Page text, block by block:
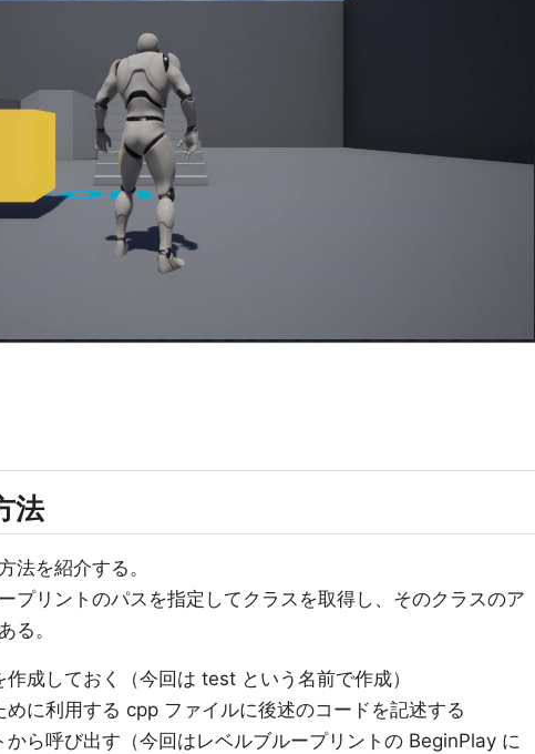
法
法を紹介する。
プリントのパスを指定してクラスを取得し、そのクラスのア
る。
成しておく（今回は test という名前で作成）
に利用する cpp ファイルに後述のコードを記述する
ら呼び出す（今回はレベルブループリントの BeginPlay に